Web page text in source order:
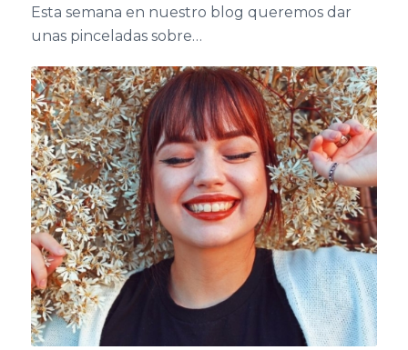
Esta semana en nuestro blog queremos dar
unas pinceladas sobre…